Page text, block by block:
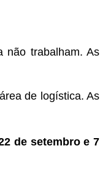
não trabalham. As
de logística. As
de setembro e 7